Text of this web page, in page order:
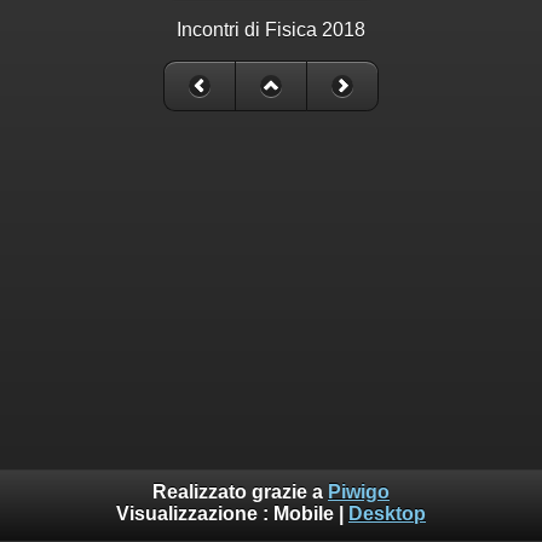
Incontri di Fisica 2018
Realizzato grazie a Piwigo
Visualizzazione : Mobile Desktop